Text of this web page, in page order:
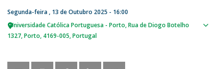
Segunda-feira , 13 de Outubro 2025 - 16:00
Universidade Católica Portuguesa - Porto Rua de Diogo Botelho
1327 Porto 4169-005 Portugal